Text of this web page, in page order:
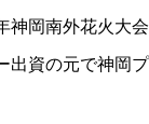
神岡南外花火大
出資の元で神岡